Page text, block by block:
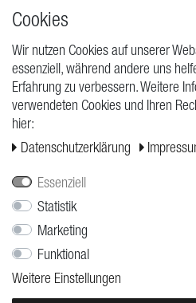
Cookies
Wir nutzen Cookies auf unserer
essenziell, während andere uns
Erfahrung zu verbessern. Weitere
verwendeten Cookies und Ihren
hier:
Daten­schutz­erklärung
Essenziell
Statistik
Marketing
Funktional
Weitere Einstellungen